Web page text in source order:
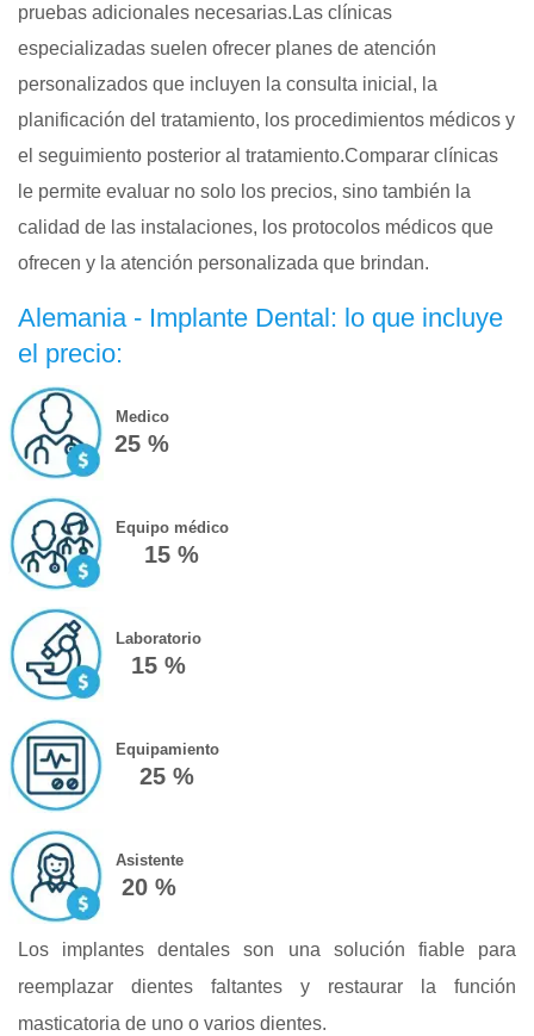
pruebas adicionales necesarias.Las clínicas
especializadas suelen ofrecer planes de atención
personalizados que incluyen la consulta inicial, la
planificación del tratamiento, los procedimientos médicos y
el seguimiento posterior al tratamiento.Comparar clínicas
le permite evaluar no solo los precios, sino también la
calidad de las instalaciones, los protocolos médicos que
ofrecen y la atención personalizada que brindan.
Alemania - Implante Dental: lo que incluye
el precio:
Medico
25 %
Equipo médico
15 %
Laboratorio
15 %
Equipamiento
25 %
Asistente
20 %
Los implantes dentales son una solución fiable para
reemplazar dientes faltantes y restaurar la función
masticatoria de uno o varios dientes.